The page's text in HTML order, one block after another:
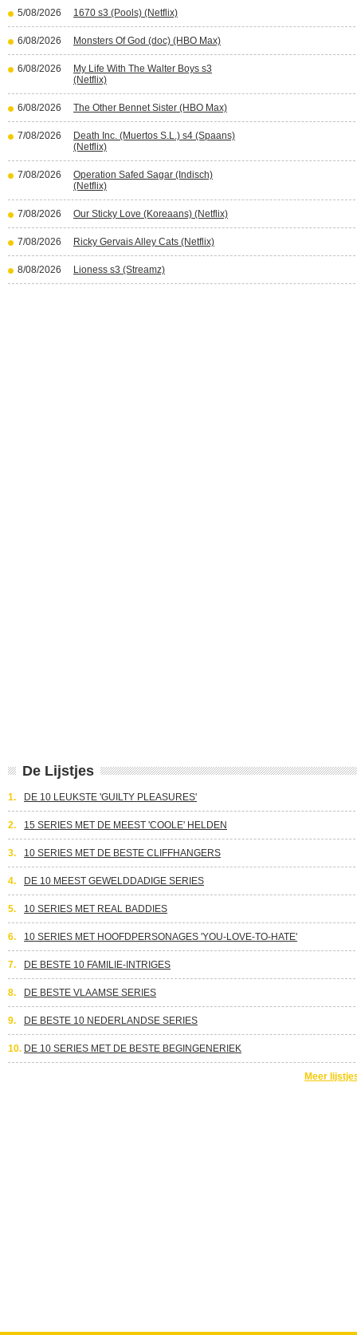
5/08/2026 1670 s3 (Pools) (Netflix)
6/08/2026 Monsters Of God (doc) (HBO Max)
6/08/2026
My Life With The Walter Boys s3
(Netflix)
6/08/2026 The Other Bennet Sister (HBO Max)
7/08/2026
Death Inc. (Muertos S.L.) s4 (Spaans)
(Netflix)
7/08/2026
Operation Safed Sagar (Indisch)
(Netflix)
7/08/2026 Our Sticky Love (Koreaans) (Netflix)
7/08/2026 Ricky Gervais Alley Cats (Netflix)
8/08/2026 Lioness s3 (Streamz)
De Lijstjes
1. DE 10 LEUKSTE 'GUILTY PLEASURES'
2. 15 SERIES MET DE MEEST 'COOLE' HELDEN
3. 10 SERIES MET DE BESTE CLIFFHANGERS
4. DE 10 MEEST GEWELDDADIGE SERIES
5. 10 SERIES MET REAL BADDIES
6. 10 SERIES MET HOOFDPERSONAGES 'YOU-LOVE-TO-HATE'
7. DE BESTE 10 FAMILIE-INTRIGES
8. DE BESTE VLAAMSE SERIES
9. DE BESTE 10 NEDERLANDSE SERIES
10. DE 10 SERIES MET DE BESTE BEGINGENERIEK
Meer